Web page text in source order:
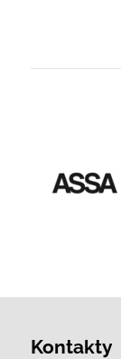
Kontakty